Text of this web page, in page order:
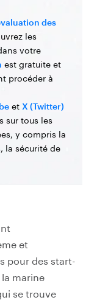
des
les
votre
est gratuite et
procéder à
et X (Twitter)
sur tous les
y compris la
la sécurité de
et
pour des start-
la marine
se trouve